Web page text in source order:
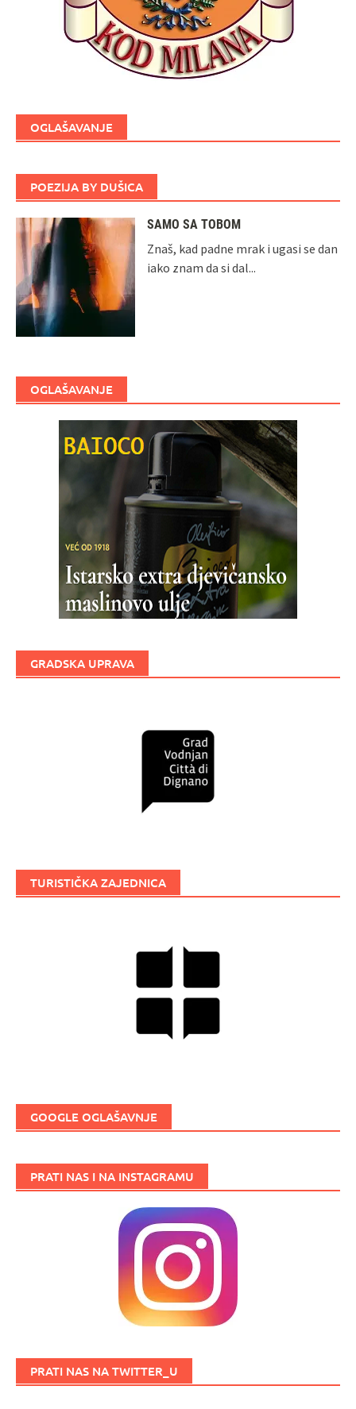
OGLAŠAVANJE
POEZIJA BY DUŠICA
SAMO SA TOBOM
Znaš, kad padne mrak i ugasi se dan
iako znam da si dal...
OGLAŠAVANJE
GRADSKA UPRAVA
TURISTIČKA ZAJEDNICA
GOOGLE OGLAŠAVNJE
PRATI NAS I NA INSTAGRAMU
PRATI NAS NA TWITTER_U